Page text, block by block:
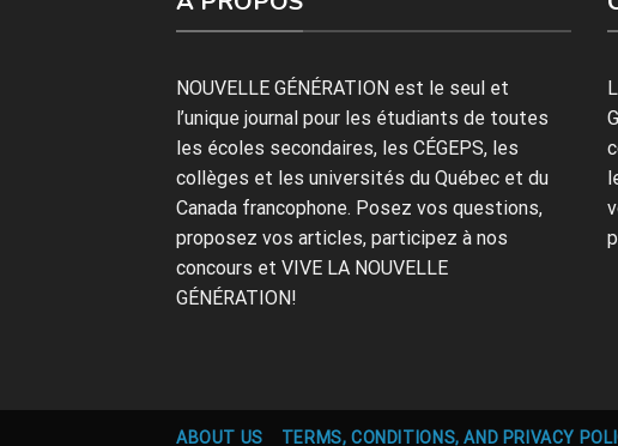
NOUVELLE GÉNÉRATION est le seul et
l’unique journal pour les étudiants de toutes
les écoles secondaires, les CÉGEPS, les
collèges et les universités du Québec et du
Canada francophone. Posez vos questions,
proposez vos articles, participez à nos
concours et VIVE LA NOUVELLE
GÉNÉRATION!
ABOUT US TERMS, CONDITIONS, AND PRIVACY